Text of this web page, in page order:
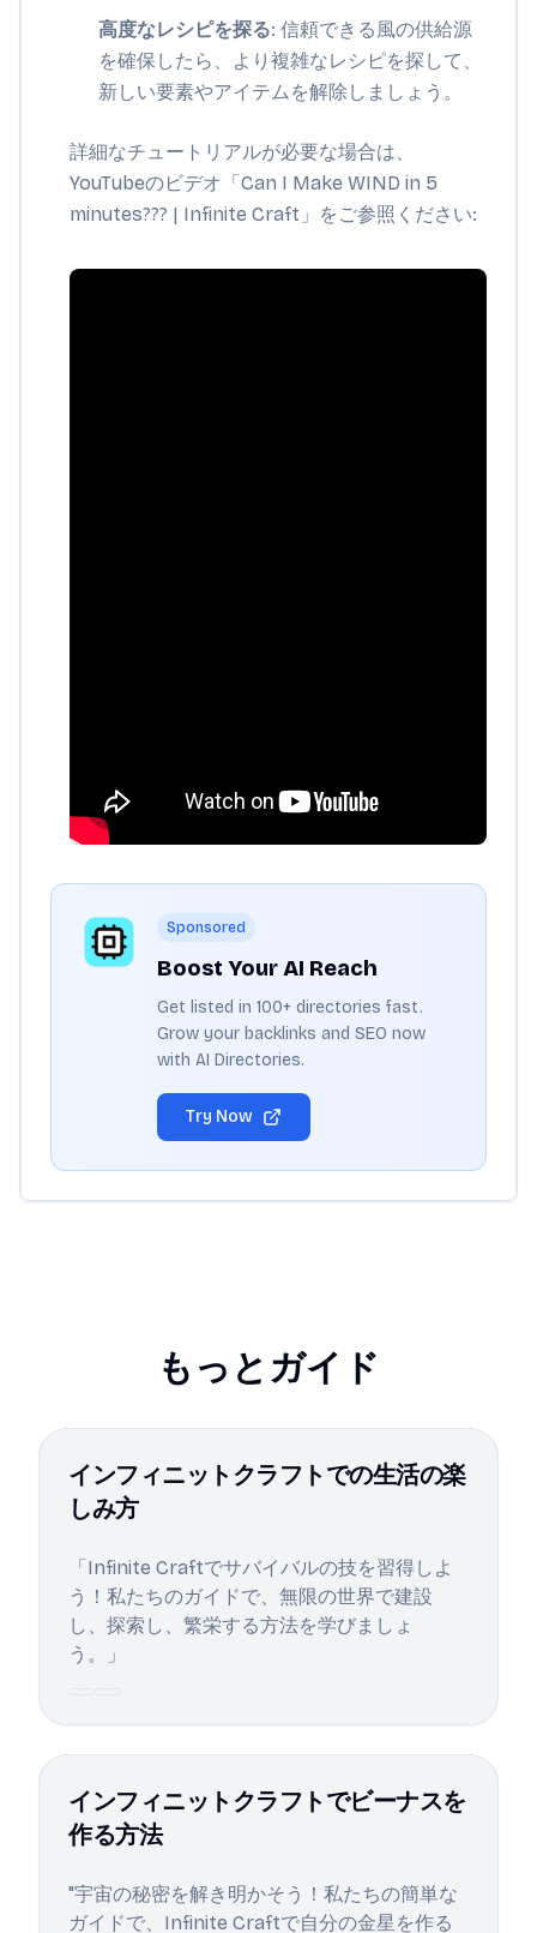
高度なレシピを探る: 信頼できる風の供給源
を確保したら、より複雑なレシピを探して、
新しい要素やアイテムを解除しましょう。
詳細なチュートリアルが必要な場合は、
YouTubeのビデオ「Can I Make WIND in 5
minutes??? | Infinite Craft」をご参照ください:
Sponsored
Boost Your AI Reach
Get listed in 100+ directories fast.
Grow your backlinks and SEO now
with AI Directories.
Try Now
もっとガイド
インフィニットクラフトでの生活の楽
しみ方
「Infinite Craftでサバイバルの技を習得しよ
う！私たちのガイドで、無限の世界で建設
し、探索し、繁栄する方法を学びましょ
う。」
インフィニットクラフトでビーナスを
作る方法
"宇宙の秘密を解き明かそう！私たちの簡単な
ガイドで、Infinite Craftで自分の金星を作る